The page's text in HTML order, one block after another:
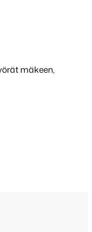
mäkeen,